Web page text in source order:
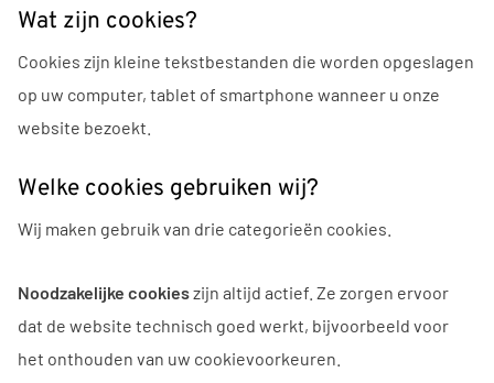
Wat zijn cookies?
Cookies zijn kleine tekstbestanden die worden opgeslagen
op uw computer, tablet of smartphone wanneer u onze
website bezoekt.
Welke cookies gebruiken wij?
Wij maken gebruik van drie categorieën cookies.
Noodzakelijke cookieszijn altijd actief. Ze zorgen ervoor
dat de website technisch goed werkt, bijvoorbeeld voor
het onthouden van uw cookievoorkeuren.